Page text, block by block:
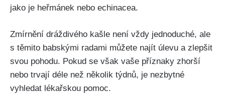
jako je heřmánek nebo echinacea.
Zmírnění dráždivého kašle není‌ vždy‍ jednoduché, ale
s‍ těmito‍ babskými radami můžete najít úlevu a zlepšit
svou pohodu.​ Pokud se ​však vaše příznaky zhorší
nebo trvají ⁤déle ​než několik týdnů, je nezbytné
⁣vyhledat lékařskou pomoc.